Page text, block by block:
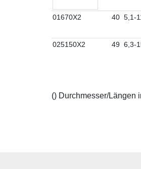
01670X2 40 5,1-
025150X2 49 6,3-
() Durchmesser/Längen